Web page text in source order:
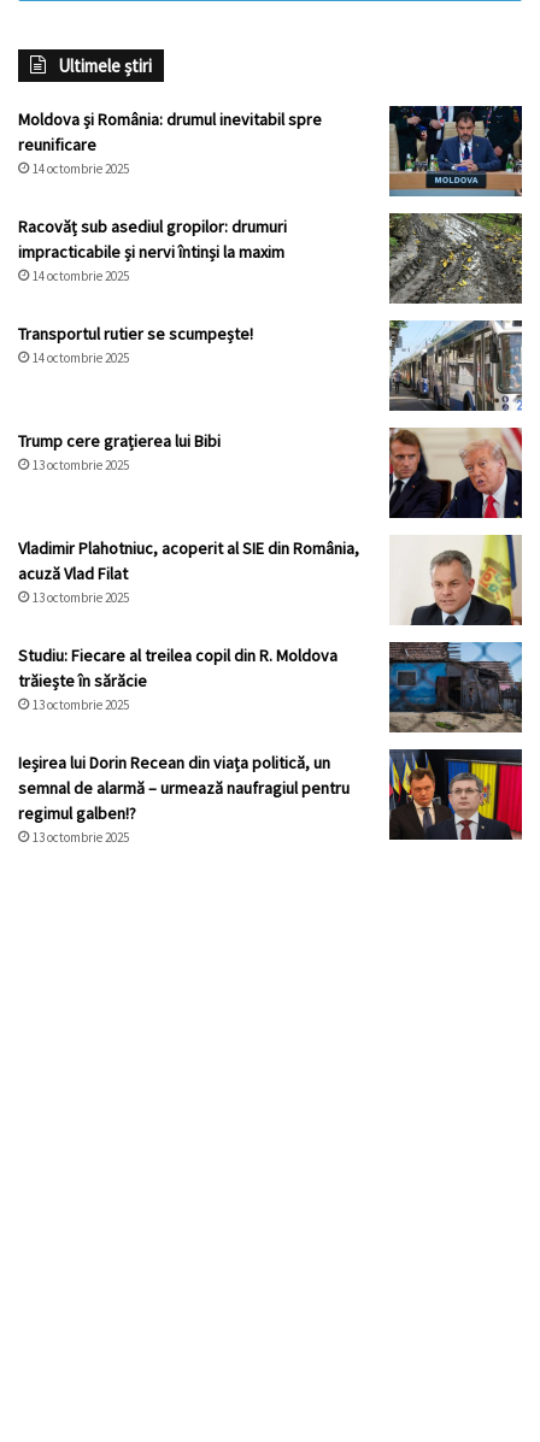
Ultimele știri
Moldova și România: drumul inevitabil spre
reunificare
14 octombrie 2025
Racovăț sub asediul gropilor: drumuri
impracticabile și nervi întinși la maxim
14 octombrie 2025
Transportul rutier se scumpește!
14 octombrie 2025
Trump cere grațierea lui Bibi
13 octombrie 2025
Vladimir Plahotniuc, acoperit al SIE din România,
acuză Vlad Filat
13 octombrie 2025
Studiu: Fiecare al treilea copil din R. Moldova
trăiește în sărăcie
13 octombrie 2025
Ieșirea lui Dorin Recean din viața politică, un
semnal de alarmă – urmează naufragiul pentru
regimul galben!?
13 octombrie 2025